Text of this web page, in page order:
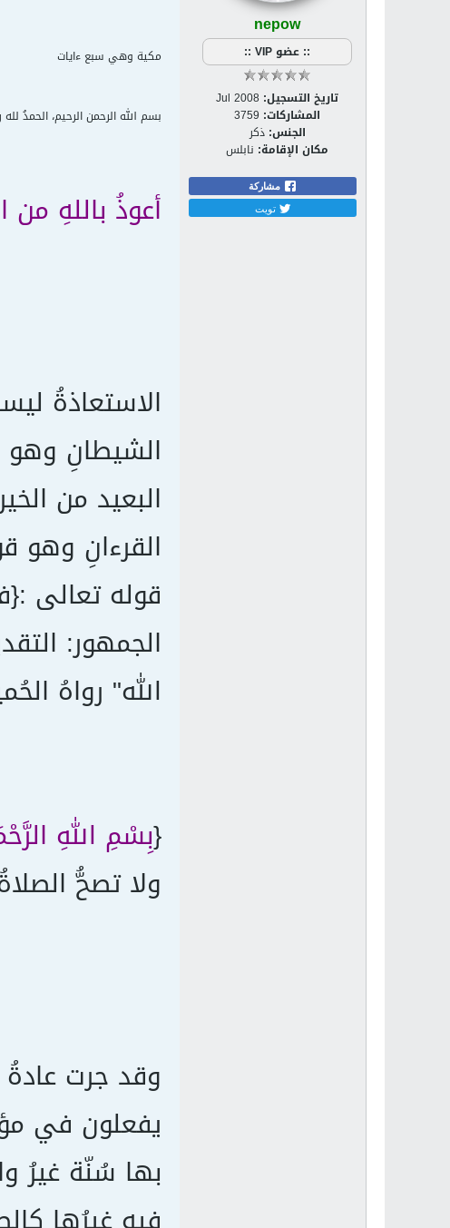
nepow
:: عضو VIP ::
تاريخ التسجيل: Jul 2008
المشاركات: 3759
الجنس: ذكر
مكان الإقامة: نابلس
مشاركة
تويت
مكية وهي سبع ءايات
بسم الله الرحمن الرحيم، الحمدُ
أعوذُ باللهِ
الاستعاذةُ
الشيطانِ وهو
البعيد من
القرءانِ وهو
الجمهور:
الله" رواهُ
{بِسْمِ اللهِ
ولا تصحُّ
وقد جرت
يفعلون في
بها سُنّة غيرُ